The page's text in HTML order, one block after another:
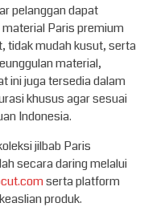
pelanggan dapat
Paris premium
tidak mudah kusut, serta
material,
ini juga tersedia dalam
khusus agar sesuai
Indonesia.
jilbab Paris
secara daring melalui
serta platform
produk.